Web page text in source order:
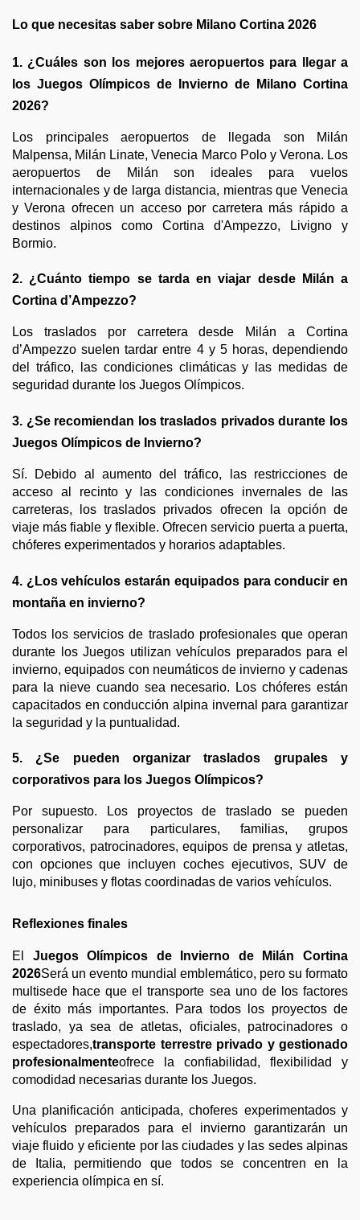
Lo que necesitas saber sobre Milano Cortina 2026
1. ¿Cuáles son los mejores aeropuertos para llegar a
los Juegos Olímpicos de Invierno de Milano Cortina
2026?
Los principales aeropuertos de llegada son Milán
Malpensa, Milán Linate, Venecia Marco Polo y Verona. Los
aeropuertos de Milán son ideales para vuelos
internacionales y de larga distancia, mientras que Venecia
y Verona ofrecen un acceso por carretera más rápido a
destinos alpinos como Cortina d'Ampezzo, Livigno y
Bormio.
2. ¿Cuánto tiempo se tarda en viajar desde Milán a
Cortina d’Ampezzo?
Los traslados por carretera desde Milán a Cortina
d’Ampezzo suelen tardar entre 4 y 5 horas, dependiendo
del tráfico, las condiciones climáticas y las medidas de
seguridad durante los Juegos Olímpicos.
3. ¿Se recomiendan los traslados privados durante los
Juegos Olímpicos de Invierno?
Sí. Debido al aumento del tráfico, las restricciones de
acceso al recinto y las condiciones invernales de las
carreteras, los traslados privados ofrecen la opción de
viaje más fiable y flexible. Ofrecen servicio puerta a puerta,
chóferes experimentados y horarios adaptables.
4. ¿Los vehículos estarán equipados para conducir en
montaña en invierno?
Todos los servicios de traslado profesionales que operan
durante los Juegos utilizan vehículos preparados para el
invierno, equipados con neumáticos de invierno y cadenas
para la nieve cuando sea necesario. Los chóferes están
capacitados en conducción alpina invernal para garantizar
la seguridad y la puntualidad.
5. ¿Se pueden organizar traslados grupales y
corporativos para los Juegos Olímpicos?
Por supuesto. Los proyectos de traslado se pueden
personalizar para particulares, familias, grupos
corporativos, patrocinadores, equipos de prensa y atletas,
con opciones que incluyen coches ejecutivos, SUV de
lujo, minibuses y flotas coordinadas de varios vehículos.
Reflexiones finales
El Juegos Olímpicos de Invierno de Milán Cortina
2026Será un evento mundial emblemático, pero su formato
multisede hace que el transporte sea uno de los factores
de éxito más importantes. Para todos los proyectos de
traslado, ya sea de atletas, oficiales, patrocinadores o
espectadores,transporte terrestre privado y gestionado
profesionalmenteofrece la confiabilidad, flexibilidad y
comodidad necesarias durante los Juegos.
Una planificación anticipada, choferes experimentados y
vehículos preparados para el invierno garantizarán un
viaje fluido y eficiente por las ciudades y las sedes alpinas
de Italia, permitiendo que todos se concentren en la
experiencia olímpica en sí.